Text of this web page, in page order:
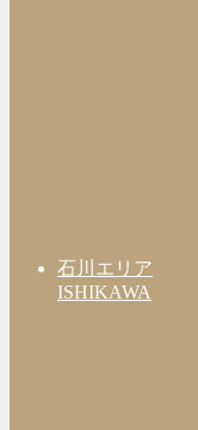
石川エリア
ISHIKAWA